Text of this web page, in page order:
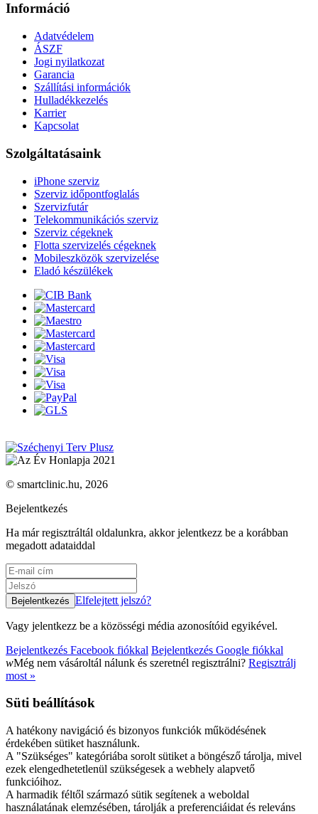
Információ
Adatvédelem
ÁSZF
Jogi nyilatkozat
Garancia
Szállítási információk
Hulladékkezelés
Karrier
Kapcsolat
Szolgáltatásaink
iPhone szerviz
Szerviz időpontfoglalás
Szervizfutár
Telekommunikációs szerviz
Szerviz cégeknek
Flotta szervizelés cégeknek
Mobileszközök szervizelése
Eladó készülékek
© smartclinic.hu, 2026
Bejelentkezés
Ha már regisztráltál oldalunkra, akkor jelentkezz be a korábban
megadott adataiddal
Elfelejtett jelszó?
Vagy jelentkezz be a közösségi média azonosítóid egyikével.
Bejelentkezés Facebook fiókkal Bejelentkezés Google fiókkal
wMég nem vásároltál nálunk és szeretnél regisztrálni? Regisztrálj
most »
Süti beállítások
A hatékony navigáció és bizonyos funkciók működésének
érdekében sütiket használunk.
A "Szükséges" kategóriába sorolt sütiket a böngésző tárolja, mivel
ezek elengedhetetlenül szükségesek a webhely alapvető
funkcióihoz.
A harmadik féltől származó sütik segítenek a weboldal
használatának elemzésében, tárolják a preferenciáidat és releváns